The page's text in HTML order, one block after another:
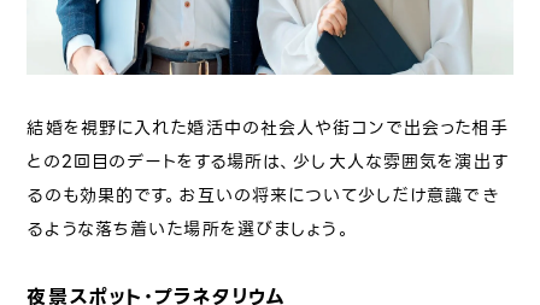
結婚を視野に入れた婚活中の社会人や街コンで出会った相手
との2回目のデートをする場所は、少し大人な雰囲気を演出す
るのも効果的です。お互いの将来について少しだけ意識でき
るような落ち着いた場所を選びましょう。
夜景スポット・プラネタリウム